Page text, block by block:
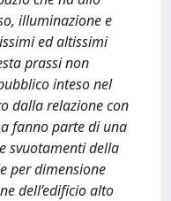
illuminazione e
ed altissimi
prassi non
inteso nel
dalla relazione con
fanno parte di una
svuotamenti della
per dimensione
dell’edificio alto